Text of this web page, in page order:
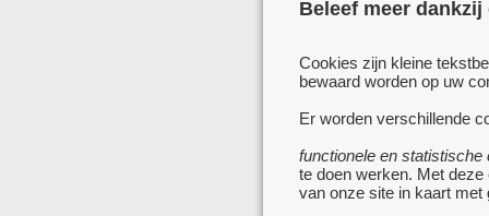
Beleef meer
Cookies zijn kleine
bewaard worden op uw
Er worden verschillende
functionele en statistische
te doen werken. Met
van onze site in kaart met